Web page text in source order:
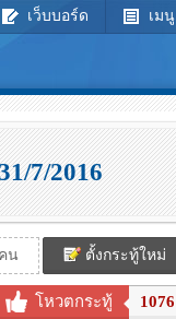
เว็บบอร์ด เมนู
7/2016
น ตั้งกระทู้ใหม่
โหวตกระทู้ 1076